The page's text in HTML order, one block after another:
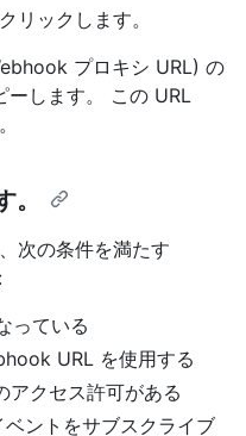
リックします。
プロキシ URL) の
ーします。 この URL
次の条件を満たす
っている
URL を使用する
クセス許可がある
ントをサブスクライブ